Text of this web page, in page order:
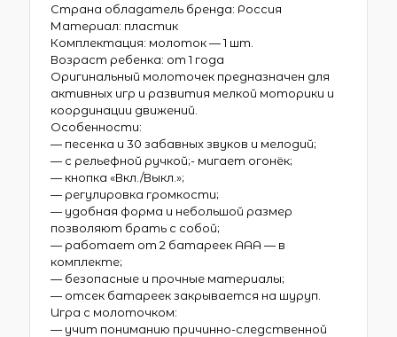
Страна обладатель бренда: Россия
Материал: пластик
Комплектация: молоток — 1 шт.
Возраст ребенка: от 1 года
Оригинальный молоточек предназначен для
активных игр и развития мелкой моторики и
координации движений.
Особенности:
— песенка и 30 забавных звуков и мелодий;
— с рельефной ручкой;- мигает огонёк;
— кнопка «Вкл./Выкл.»;
— регулировка громкости;
— удобная форма и небольшой размер
позволяют брать с собой;
— работает от 2 батареек ААА — в
комплекте;
— безопасные и прочные материалы;
— отсек батареек закрывается на шуруп.
Игра с молоточком:
— учит пониманию причинно-следственной